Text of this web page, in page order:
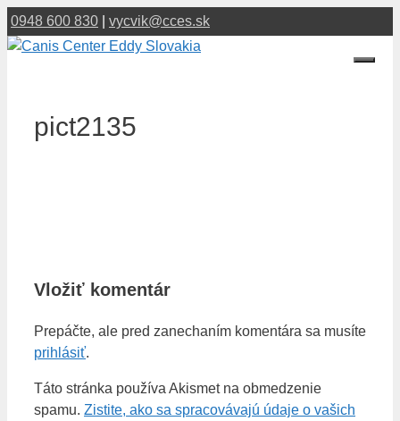
Preskočiť
na
0948 600 830 vycvik@cces.sk
pict2135
Vložiť komentár
Prepáčte, ale pred zanechaním komentára sa musíte
prihlásiť.
Táto stránka používa Akismet na obmedzenie
spamu. Zistite, ako sa spracovávajú údaje o vašich